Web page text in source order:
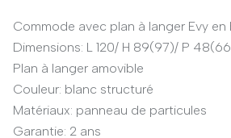
Commode avec plan à langer Evy
Dimensions: L 120/ H 89(97)/ P
Plan à langer amovible
Couleur: blanc structuré
Matériaux: panneau de particules
Garantie: 2 ans